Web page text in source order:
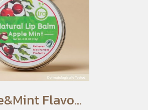
Apple&Mint Flavored Lip Balm